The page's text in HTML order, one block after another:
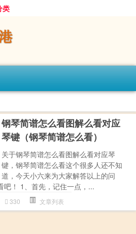
类
钢琴简谱怎么看图解么看对应
琴键（钢琴简谱怎么看）
关于钢琴简谱怎么看图解么看对应琴
键，钢琴简谱怎么看这个很多人还不知
道，今天小六来为大家解答以上的问
吧！ 1、首先，记住一点，...
330 文章列表